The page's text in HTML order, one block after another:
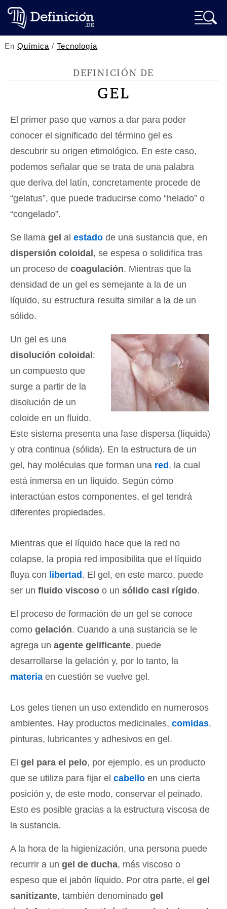
EnQuímica /Tecnología
DEFINICIÓN DE
GEL
El primer paso que vamos a dar para poder
conocer el significado del término gel es
descubrir su origen etimológico. En este caso,
podemos señalar que se trata de una palabra
que deriva del latín, concretamente procede de
“gelatus”, que puede traducirse como “helado” o
“congelado”.
Se llama gel al estado de una sustancia que, en
dispersión coloidal , se espesa o solidifica tras
un proceso de coagulación. Mientras que la
densidad de un gel es semejante a la de un
líquido, su estructura resulta similar a la de un
sólido.
Un gel es una
disolución coloidal :
un compuesto que
surge a partir de la
disolución de un
coloide en un fluido.
Este sistema presenta una fase dispersa (líquida)
y otra continua (sólida). En la estructura de un
gel, hay moléculas que forman una red , la cual
está inmersa en un líquido. Según cómo
interactúan estos componentes, el gel tendrá
diferentes propiedades.
Mientras que el líquido hace que la red no
colapse, la propia red imposibilita que el líquido
fluya con libertad . El gel, en este marco, puede
ser un fluido viscoso o un sólido casi rígido.
El proceso de formación de un gel se conoce
como gelación. Cuando a una sustancia se le
agrega un agente gelificante, puede
desarrollarse la gelación y, por lo tanto, la
materia en cuestión se vuelve gel.
Los geles tienen un uso extendido en numerosos
ambientes. Hay productos medicinales, comidas,
pinturas, lubricantes y adhesivos en gel.
El gel para el pelo, por ejemplo, es un producto
que se utiliza para fijar el cabello en una cierta
posición y, de este modo, conservar el peinado.
Esto es posible gracias a la estructura viscosa de
la sustancia.
A la hora de la higienización, una persona puede
recurrir a un gel de ducha, más viscoso o
espeso que el jabón líquido. Por otra parte, el gel
sanitizante, también denominado gel